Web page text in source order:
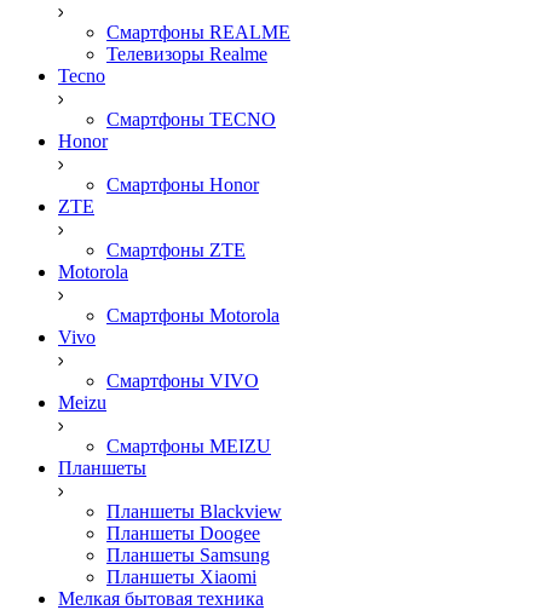
Смартфоны REALME
Телевизоры Realme
Tecno
Смартфоны TECNO
Honor
Смартфоны Honor
ZTE
Смартфоны ZTE
Motorola
Смартфоны Motorola
Vivo
Смартфоны VIVO
Meizu
Смартфоны MEIZU
Планшеты
Планшеты Blackview
Планшеты Doogee
Планшеты Samsung
Планшеты Xiaomi
Мелкая бытовая техника